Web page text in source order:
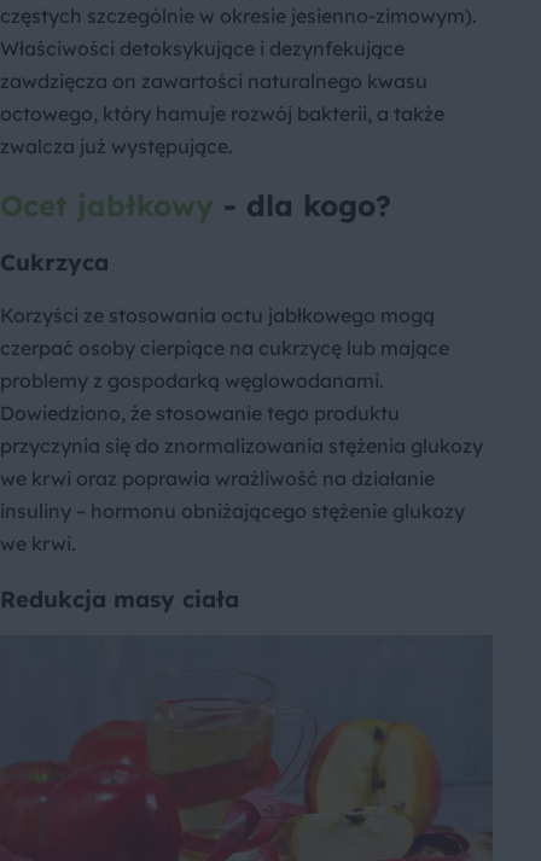
częstych szczególnie w okresie jesienno-zimowym).
Właściwości detoksykujące i dezynfekujące
zawdzięcza on zawartości naturalnego kwasu
octowego, który hamuje rozwój bakterii, a także
zwalcza już występujące.
Ocet jabłkowy - dla kogo?
Cukrzyca
Korzyści ze stosowania octu jabłkowego mogą
czerpać osoby cierpiące na cukrzycę lub mające
problemy z gospodarką węglowodanami.
Dowiedziono, że stosowanie tego produktu
przyczynia się do znormalizowania stężenia glukozy
we krwi oraz poprawia wrażliwość na działanie
insuliny – hormonu obniżającego stężenie glukozy
we krwi.
Redukcja masy ciała